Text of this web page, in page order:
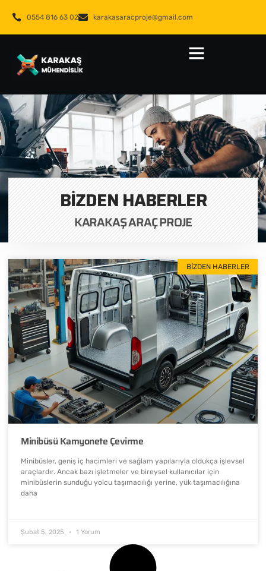
0554 816 63 02 karakasaracproje@gmail.com
BIZDEN HABERLER
KARAKAŞ ARAÇ PROJE
BIZDEN HABERLER
Minibüsü Kamyonete Çevirme
Minibüsler, geniş iç hacimleri ve sağlam yapılarıyla oldukça işlevsel
araçlardır. Ancak bazı işletmeler ve bireysel kullanıcılar için
minibüslerin sunduğu yolcu taşımacılığı yerine, yük taşımacılığına
daha
Şubat 5, 2025 1 Yorum